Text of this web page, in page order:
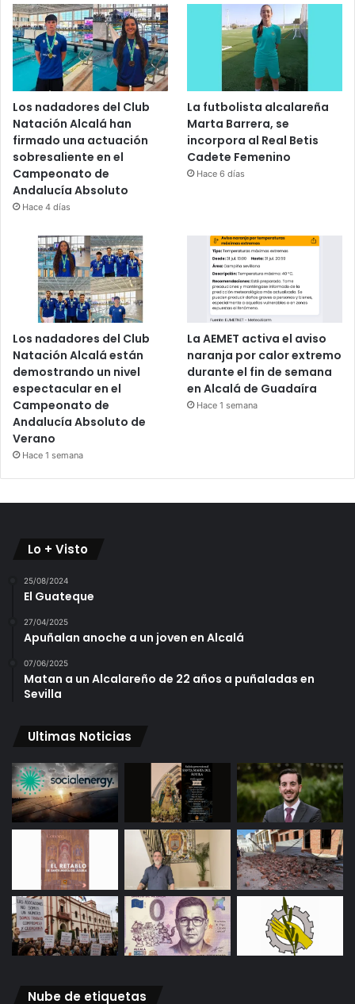
Los nadadores del Club
Natación Alcalá han
firmado una actuación
sobresaliente en el
Campeonato de
Andalucía Absoluto
Hace 4 días
La futbolista alcalareña
Marta Barrera, se
incorpora al Real Betis
Cadete Femenino
Hace 6 días
Los nadadores del Club
Natación Alcalá están
demostrando un nivel
espectacular en el
Campeonato de
Andalucía Absoluto de
Verano
Hace 1 semana
La AEMET activa el aviso
naranja por calor extremo
durante el fin de semana
en Alcalá de Guadaíra
Hace 1 semana
Lo + Visto
25/08/2024
El Guateque
27/04/2025
Apuñalan anoche a un joven en Alcalá
07/06/2025
Matan a un Alcalareño de 22 años a puñaladas en
Sevilla
Ultimas Noticias
Nube de etiquetas